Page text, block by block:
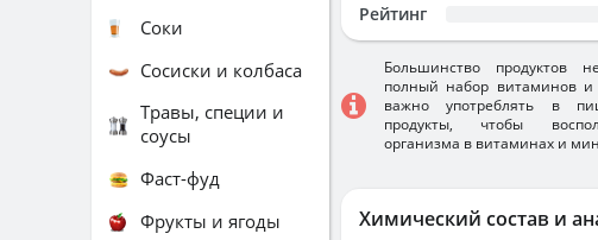
Химический состав и
Рейтинг
Большинство продуктов
полный набор витаминов
важно употреблять в
продукты, чтобы
организма в витаминах и
Соки
Сосиски и колбаса
Травы, специи и
соусы
Фаст-фуд
Фрукты и ягоды